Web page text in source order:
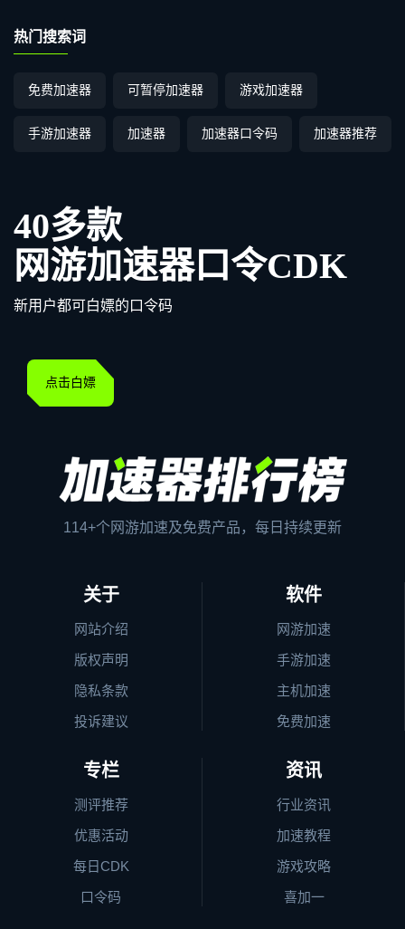
热门搜索词
免费加速器 可暂停加速器 游戏加速器
手游加速器 加速器 加速器口令码 加速器推荐
40多款
网游加速器口令CDK
新用户都可白嫖的口令码
点击白嫖
114+个网游加速及免费产品，每日持续更新
关于
网站介绍
版权声明
隐私条款
投诉建议
软件
网游加速
手游加速
主机加速
免费加速
专栏
测评推荐
优惠活动
每日CDK
口令码
资讯
行业资讯
加速教程
游戏攻略
喜加一